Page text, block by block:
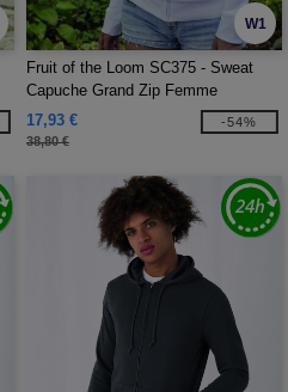
W1
Fruit of the Loom SC375 - Sweat
Capuche Grand Zip Femme
17,93 €
38,80 €
-54%